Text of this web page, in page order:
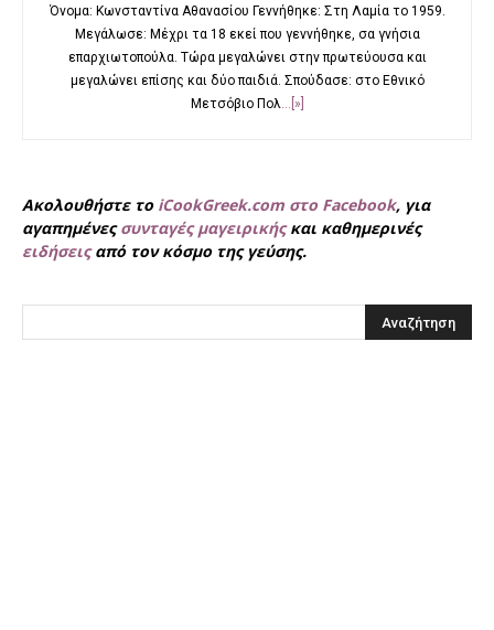
Όνομα: Κωνσταντίνα Αθανασίου Γεννήθηκε: Στη Λαμία το 1959.
Μεγάλωσε: Μέχρι τα 18 εκεί που γεννήθηκε, σα γνήσια
επαρχιωτοπούλα. Τώρα μεγαλώνει στην πρωτεύουσα και
μεγαλώνει επίσης και δύο παιδιά. Σπούδασε: στο Εθνικό
Μετσόβιο Πολ...[»]
Ακολουθήστε το iCookGreek.com στο Facebook, για
αγαπημένεςσυνταγές μαγειρικήςκαι καθημερινές
ειδήσειςαπό τον κόσμο της γεύσης.